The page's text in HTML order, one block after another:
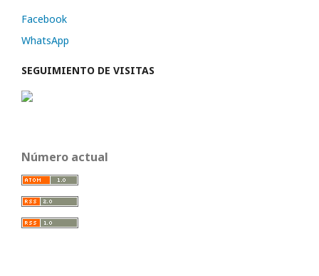
Facebook
WhatsApp
SEGUIMIENTO DE VISITAS
Número actual